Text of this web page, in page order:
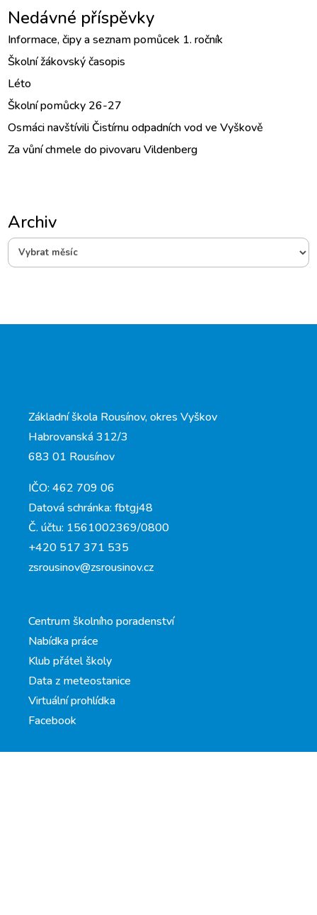
Nedávné příspěvky
Informace, čipy a seznam pomůcek 1. ročník
Školní žákovský časopis
Léto
Školní pomůcky 26-27
Osmáci navštívili Čistírnu odpadních vod ve Vyškově
Za vůní chmele do pivovaru Vildenberg
ArchivArchiv
Základní škola Rousínov, okres Vyškov
Habrovanská 312/3
683 01 Rousínov
IČO: 462 709 06
Datová schránka: fbtgj48
Č. účtu: 1561002369/0800
+420 517 371 535
zsrousinov@zsrousinov.cz
Centrum školního poradenství
Nabídka práce
Klub přátel školy
Data z meteostanice
Virtuální prohlídka
Facebook